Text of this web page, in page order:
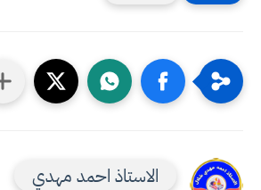
الاستاذ احمد مهدي